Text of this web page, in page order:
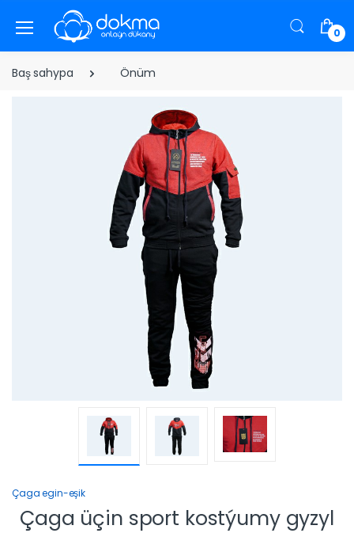
0
Baş sahypa Önüm
Çaga egin-eşik
Çaga üçin sport kostýumy gyzyl